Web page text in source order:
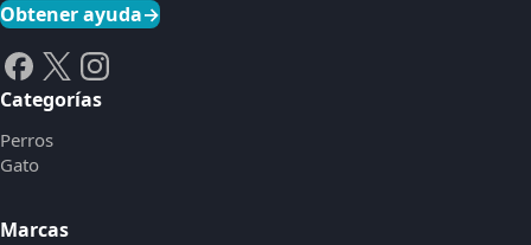
Obtener ayuda→
Categorías
Perros
Gato
Marcas